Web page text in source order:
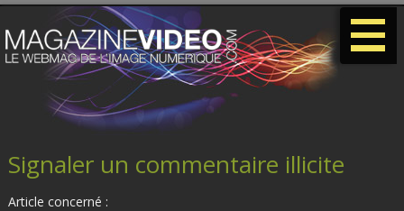
Signaler un commentaire illicite
Article concerné :
-
-
-